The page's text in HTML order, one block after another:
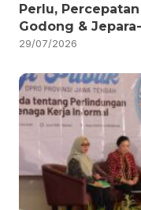
Perlu,
Godong &
29/07/2026